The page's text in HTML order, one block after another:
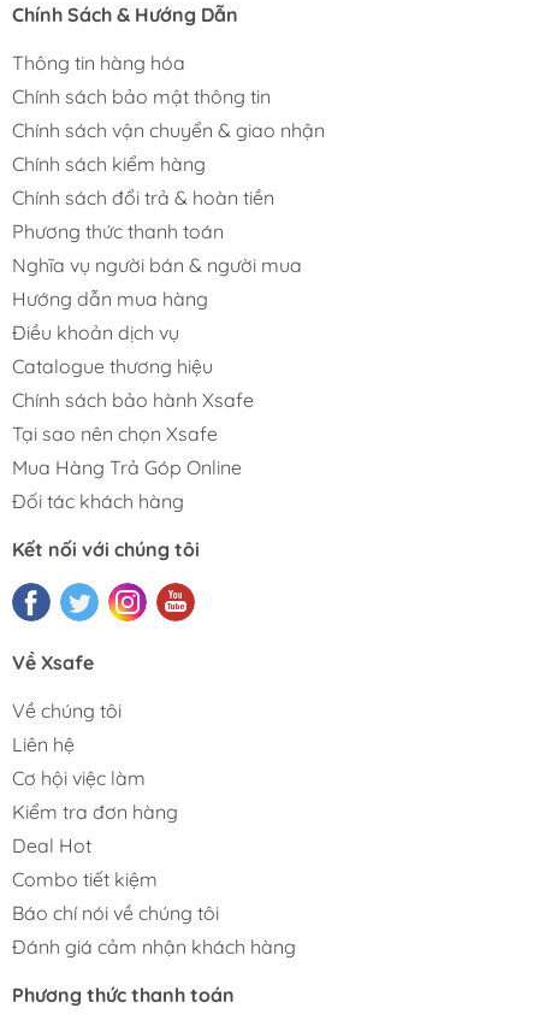
Chính Sách & Hướng Dẫn
Thông tin hàng hóa
Chính sách bảo mật thông tin
Chính sách vận chuyển & giao nhận
Chính sách kiểm hàng
Chính sách đổi trả & hoàn tiền
Phương thức thanh toán
Nghĩa vụ người bán & người mua
Hướng dẫn mua hàng
Điều khoản dịch vụ
Catalogue thương hiệu
Chính sách bảo hành Xsafe
Tại sao nên chọn Xsafe
Mua Hàng Trả Góp Online
Đối tác khách hàng
Kết nối với chúng tôi
Về Xsafe
Về chúng tôi
Liên hệ
Cơ hội việc làm
Kiểm tra đơn hàng
Deal Hot
Combo tiết kiệm
Báo chí nói về chúng tôi
Đánh giá cảm nhận khách hàng
Phương thức thanh toán